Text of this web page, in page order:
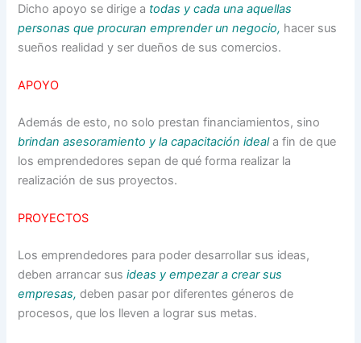
Dicho apoyo se dirige a todas y cada una aquellas
personas que procuran emprender un negocio, hacer sus
sueños realidad y ser dueños de sus comercios.
APOYO
Además de esto, no solo prestan financiamientos, sino
brindan asesoramiento y la capacitación ideala fin de que
los emprendedores sepan de qué forma realizar la
realización de sus proyectos.
PROYECTOS
Los emprendedores para poder desarrollar sus ideas,
deben arrancar sus ideas y empezar a crear sus
empresas, deben pasar por diferentes géneros de
procesos, que los lleven a lograr sus metas.